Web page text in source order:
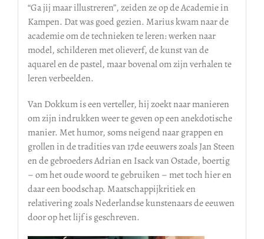
“Ga jij maar illustreren”, zeiden ze op de Academie in
Kampen. Dat was goed gezien. Marius kwam naar de
academie om de technieken te leren: werken naar
model, schilderen met olieverf, de kunst van de
aquarel en de pastel, maar bovenal om zijn verhalen te
leren verbeelden.
Van Dokkum is een verteller, hij zoekt naar manieren
om zijn indrukken weer te geven op een anekdotische
manier. Met humor, soms neigend naar grappen en
grollen in de tradities van 17de eeuwers zoals Jan Steen
en de gebroeders Adrian en Isack van Ostade, boertig
– om het oude woord te gebruiken – met toch hier en
daar een boodschap. Maatschappijkritiek en
relativering zoals Nederlandse kunstenaars de eeuwen
door op het lijf is geschreven.